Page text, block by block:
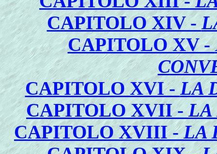
CAPITOLO XIV -
CAPITOLO XV -
CAPITOLO XVI -LA
CAPITOLO XVII -LA
CAPITOLO XVIII -LA